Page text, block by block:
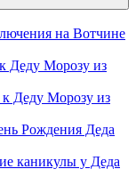
на Вотчине
Деду Морозу из
Деду Морозу из
Рождения Деда
каникулы у Деда